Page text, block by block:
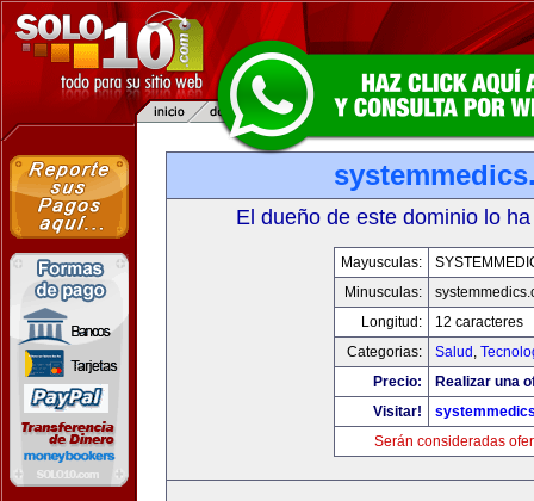
El dueño de este dominio lo
Mayusculas:
Minusculas:
Longitud:
12 caracteres
Categorias:
Salud ,
Precio:
Realizar una
Visitar!
Serán consideradas